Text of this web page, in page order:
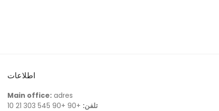
اطلاعات
Main office: adres
تلفن: +90 +90 545 303 21 10